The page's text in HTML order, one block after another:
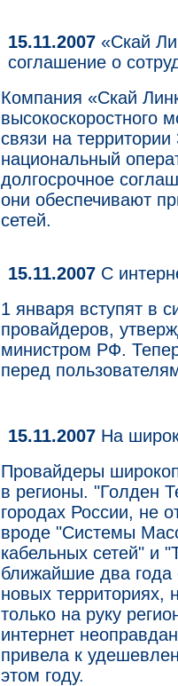
15.11.2007 «Скай
соглашение о
Компания «Скай
высокоскоростного
связи на
национальный
долгосрочное
они обеспечивают
сетей.
15.11.2007 С
1 января вступят в
провайдеров,
министром РФ.
перед
15.11.2007 На
Провайдеры
в регионы. "Голден
городах России, не
вроде "Системы
кабельных сетей" и
ближайшие два года
новых территориях,
только на руку
интернет
привела к
этом году.